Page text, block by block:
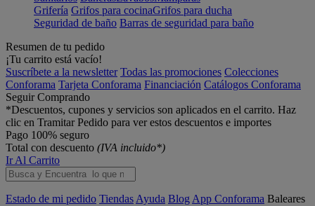
Grifería Grifos para cocinaGrifos para ducha
Seguridad de baño Barras de seguridad para baño
Resumen de tu pedido
¡Tu carrito está vacío!
Suscríbete a la newsletter Todas las promociones Colecciones
Conforama Tarjeta Conforama Financiación Catálogos Conforama
Seguir Comprando
*Descuentos, cupones y servicios son aplicados en el carrito. Haz
clic en Tramitar Pedido para ver estos descuentos e importes
Pago 100% seguro
Total con descuento (IVA incluido*)
Ir Al Carrito
Estado de mi pedido Tiendas Ayuda Blog App Conforama Baleares